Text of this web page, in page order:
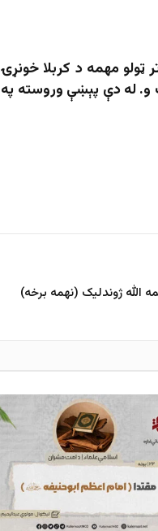
مهمه د کربلا خونړۍ
و. له دې پېښې وروسته په
الله ژوندلیک (نهمه برخه)